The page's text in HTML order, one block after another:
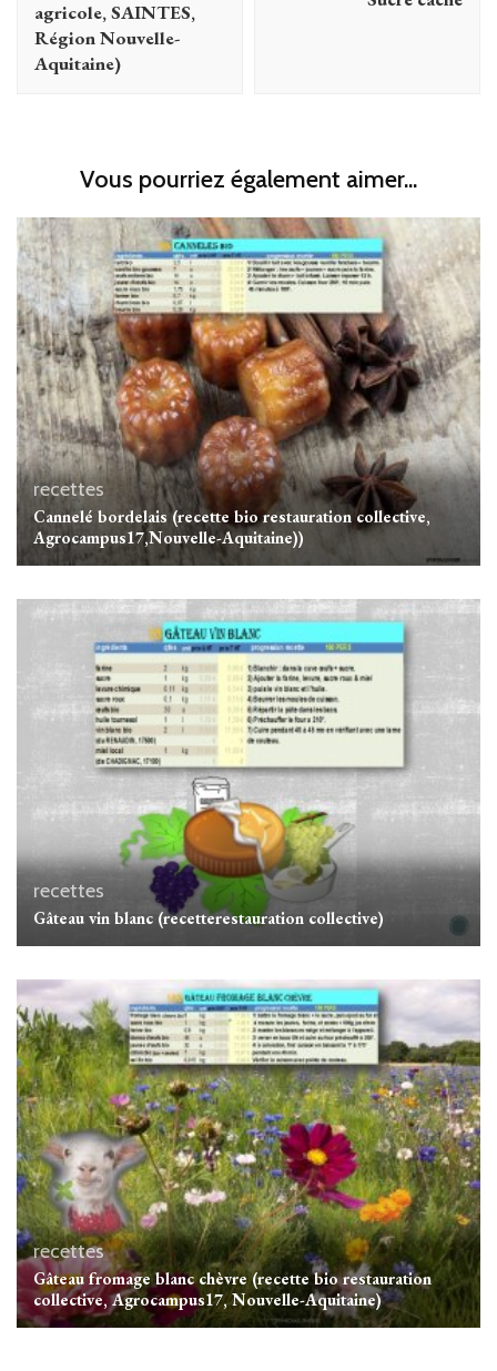
agricole, SAINTES,
Région Nouvelle-
Aquitaine)
Vous pourriez également aimer...
recettes
Cannelé bordelais (recette bio restauration collective,
Agrocampus17,Nouvelle-Aquitaine))
recettes
Gâteau vin blanc (recetterestauration collective)
recettes
Gâteau fromage blanc chèvre (recette bio restauration
collective, Agrocampus17, Nouvelle-Aquitaine)